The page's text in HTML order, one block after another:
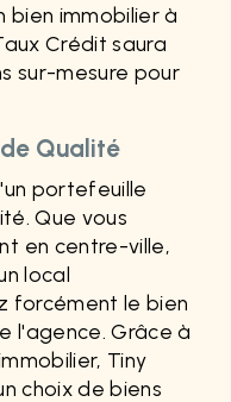
bien immobilier à
Crédit saura
sur-mesure pour
Qualité
portefeuille
Que vous
en centre-ville,
local
forcément le bien
l'agence. Grâce à
Tiny
choix de biens